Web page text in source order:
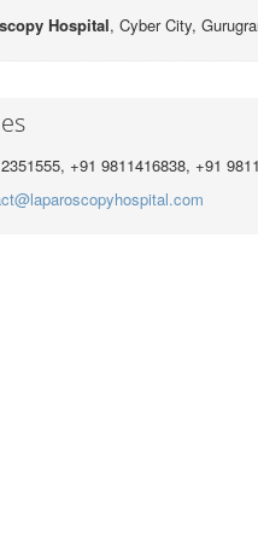
Hospital, Cyber City,
+91 9811416838, +91